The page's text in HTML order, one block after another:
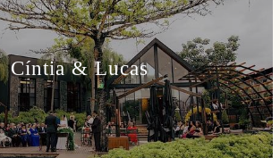
Cíntia & Lucas